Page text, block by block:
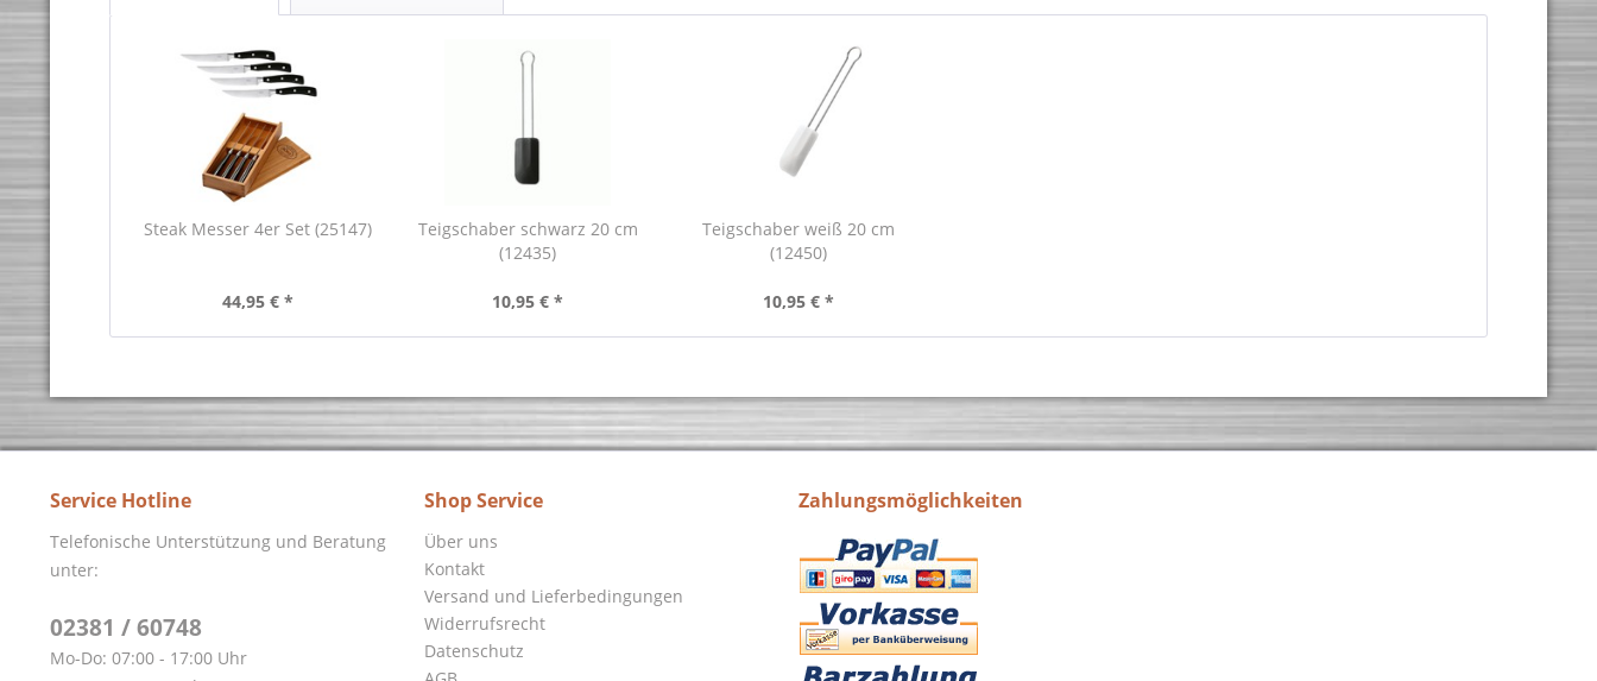
Steak Messer 4er Set (25147)
44,95 € *
Teigschaber schwarz 20 cm
(12435)
10,95 € *
Teigschaber weiß 20 cm
(12450)
10,95 € *
Service Hotline
Telefonische Unterstützung und Beratung
unter:
02381 / 60748
Mo-Do: 07:00 - 17:00 Uhr
Shop Service
Über uns
Kontakt
Versand und Lieferbedingungen
Widerrufsrecht
Datenschutz
Zahlungsmöglichkeiten